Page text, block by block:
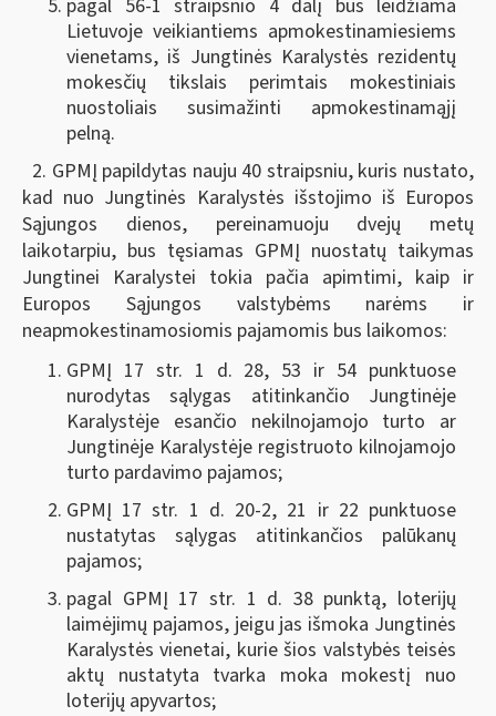
pagal 56-1 straipsnio 4 dalį bus leidžiama
Lietuvoje veikiantiems apmokestinamiesiems
vienetams, iš Jungtinės Karalystės rezidentų
mokesčių tikslais perimtais mokestiniais
nuostoliais susimažinti apmokestinamąjį
pelną.
2. GPMĮ papildytas nauju 40 straipsniu, kuris nustato,
kad nuo Jungtinės Karalystės išstojimo iš Europos
Sąjungos dienos, pereinamuoju dvejų metų
laikotarpiu, bus tęsiamas GPMĮ nuostatų taikymas
Jungtinei Karalystei tokia pačia apimtimi, kaip ir
Europos Sąjungos valstybėms narėms ir
neapmokestinamosiomis pajamomis bus laikomos:
GPMĮ 17 str. 1 d. 28, 53 ir 54 punktuose
nurodytas sąlygas atitinkančio Jungtinėje
Karalystėje esančio nekilnojamojo turto ar
Jungtinėje Karalystėje registruoto kilnojamojo
turto pardavimo pajamos;
GPMĮ 17 str. 1 d. 20-2, 21 ir 22 punktuose
nustatytas sąlygas atitinkančios palūkanų
pajamos;
pagal GPMĮ 17 str. 1 d. 38 punktą, loterijų
laimėjimų pajamos, jeigu jas išmoka Jungtinės
Karalystės vienetai, kurie šios valstybės teisės
aktų nustatyta tvarka moka mokestį nuo
loterijų apyvartos;